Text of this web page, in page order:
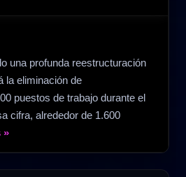
una profunda reestructuración
la eliminación de
puestos de trabajo durante el
cifra, alrededor de 1.600
«Xbox
3.200
»